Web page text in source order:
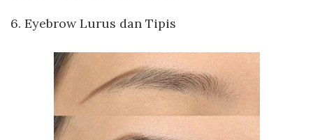
6. Eyebrow Lurus dan Tipis